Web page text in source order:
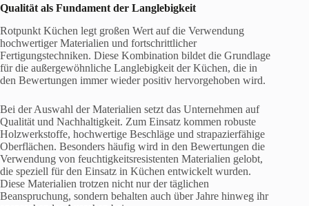
Qualität als Fundament der Langlebigkeit
Rotpunkt Küchen legt großen Wert auf die Verwendung
hochwertiger Materialien und fortschrittlicher
Fertigungstechniken. Diese Kombination bildet die Grundlage
für die außergewöhnliche Langlebigkeit der Küchen, die in
den Bewertungen immer wieder positiv hervorgehoben wird.
Bei der Auswahl der Materialien setzt das Unternehmen auf
Qualität und Nachhaltigkeit. Zum Einsatz kommen robuste
Holzwerkstoffe, hochwertige Beschläge und strapazierfähige
Oberflächen. Besonders häufig wird in den Bewertungen die
Verwendung von feuchtigkeitsresistenten Materialien gelobt,
die speziell für den Einsatz in Küchen entwickelt wurden.
Diese Materialien trotzen nicht nur der täglichen
Beanspruchung, sondern behalten auch über Jahre hinweg ihr